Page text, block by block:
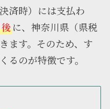
済時）には支払わ
に、神奈川県（県税
ます。そのため、す
るのが特徴です。